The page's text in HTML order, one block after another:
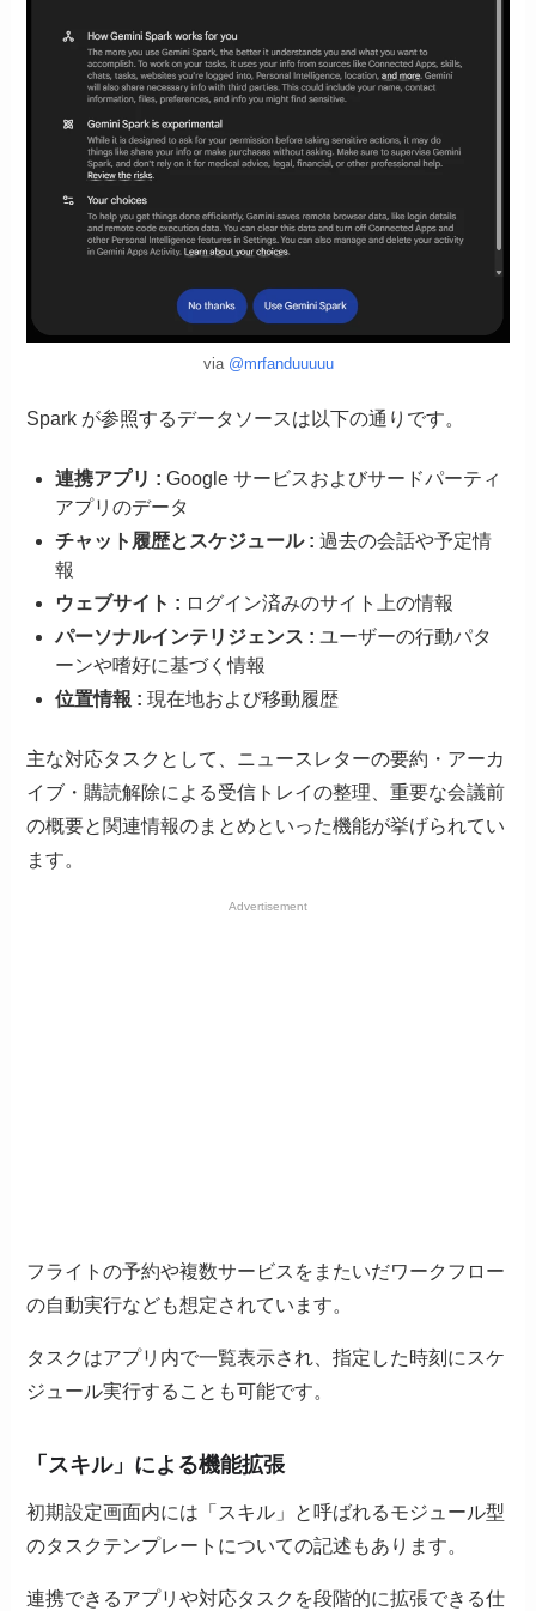
via @mrfanduuuuu
Spark が参照するデータソースは以下の通りです。
連携アプリ : Google サービスおよびサードパーティ
アプリのデータ
チャット履歴とスケジュール : 過去の会話や予定情
報
ウェブサイト : ログイン済みのサイト上の情報
パーソナルインテリジェンス : ユーザーの行動パタ
ーンや嗜好に基づく情報
位置情報 : 現在地および移動履歴
主な対応タスクとして、ニュースレターの要約・アーカ
イブ・購読解除による受信トレイの整理、重要な会議前
の概要と関連情報のまとめといった機能が挙げられてい
ます。
Advertisement
フライトの予約や複数サービスをまたいだワークフロー
の自動実行なども想定されています。
タスクはアプリ内で一覧表示され、指定した時刻にスケ
ジュール実行することも可能です。
「スキル」による機能拡張
初期設定画面内には「スキル」と呼ばれるモジュール型
のタスクテンプレートについての記述もあります。
連携できるアプリや対応タスクを段階的に拡張できる仕